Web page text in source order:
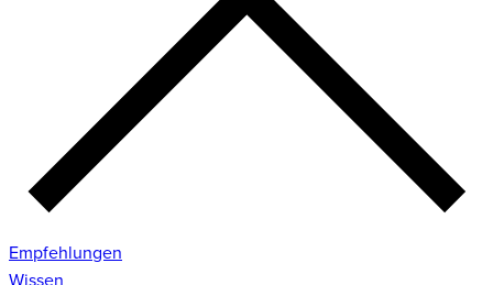
Empfehlungen